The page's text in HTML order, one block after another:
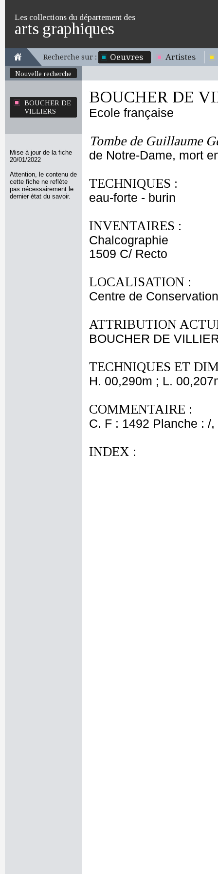
Les collections du département des
arts graphiques
Recherche sur : Oeuvres Artistes
Nouvelle recherche
BOUCHER DE
VILLIERS
Mise à jour de la fiche
20/01/2022
Attention, le contenu de
cette fiche ne reflète
pas nécessairement le
dernier état du savoir.
BOUCHER DE
Ecole française
Tombe de Guillaume
de Notre-Dame, mort
TECHNIQUES :
eau-forte - burin
INVENTAIRES :
Chalcographie
1509 C/ Recto
LOCALISATION :
Centre de
ATTRIBUTION
BOUCHER DE
TECHNIQUES ET
H. 00,290m ; L.
COMMENTAIRE :
C. F : 1492 Planche : /
INDEX :